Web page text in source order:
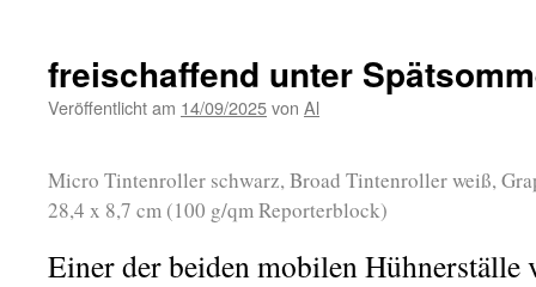
freischaffend unter
Veröffentlicht am 14/09/2025von Al
Micro Tintenroller schwarz, Broad Tintenroller weiß,
28,4 x 8,7 cm (100 g/qm Reporterblock)
Einer der beiden mobilen Hühnerställe